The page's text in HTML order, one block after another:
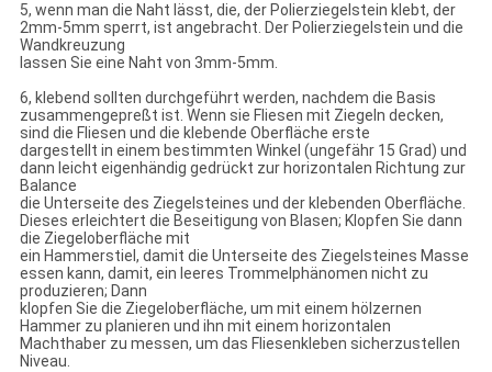
5, wenn man die Naht lässt, die, der Polierziegelstein klebt, der
2mm-5mm sperrt, ist angebracht. Der Polierziegelstein und die
Wandkreuzung
lassen Sie eine Naht von 3mm-5mm.
6, klebend sollten durchgeführt werden, nachdem die Basis
zusammengepreßt ist. Wenn sie Fliesen mit Ziegeln decken,
sind die Fliesen und die klebende Oberfläche erste
dargestellt in einem bestimmten Winkel (ungefähr 15 Grad) und
dann leicht eigenhändig gedrückt zur horizontalen Richtung zur
Balance
die Unterseite des Ziegelsteines und der klebenden Oberfläche.
Dieses erleichtert die Beseitigung von Blasen; Klopfen Sie dann
die Ziegeloberfläche mit
ein Hammerstiel, damit die Unterseite des Ziegelsteines Masse
essen kann, damit, ein leeres Trommelphänomen nicht zu
produzieren; Dann
klopfen Sie die Ziegeloberfläche, um mit einem hölzernen
Hammer zu planieren und ihn mit einem horizontalen
Machthaber zu messen, um das Fliesenkleben sicherzustellen
Niveau.